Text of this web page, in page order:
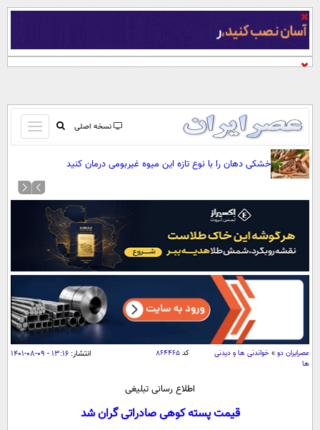
نسخه اصلی
باز
و
کردن
منو
صفحه اول
نظرسنجی
آب و هوا
سواد زندگی
سیاسی
اقتصاد
اجتماعی
ورزشی
بین الملل
خشکی دهان را با نوع تازه این میوه غیربومی درمان کنید
عصرايران دو » خواندنی ها و دیدنی
ها
کد ۸۶۴۴۶۵ انتشار: ۱۳:۱۶ - ۰۹-۰۸-۱۴۰۱
اطلاع رسانی تبلیغی
قیمت پسته کوهی صادراتی گران شد